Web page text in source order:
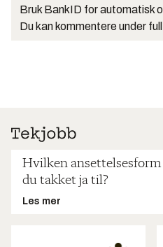
Bruk BankID for automatisk
Du kan kommentere under
Hvilken ansettelsesform
du takket ja til?
Les mer